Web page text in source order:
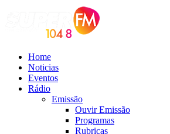
Home
Noticias
Eventos
Rádio
Emissão
Ouvir Emissão
Programas
Rubricas